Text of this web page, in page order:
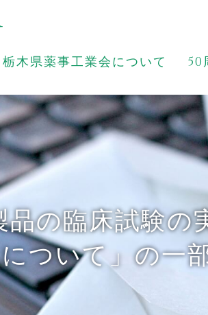
栃木県薬事工業会について 50
品の臨床試験
ついて」の一